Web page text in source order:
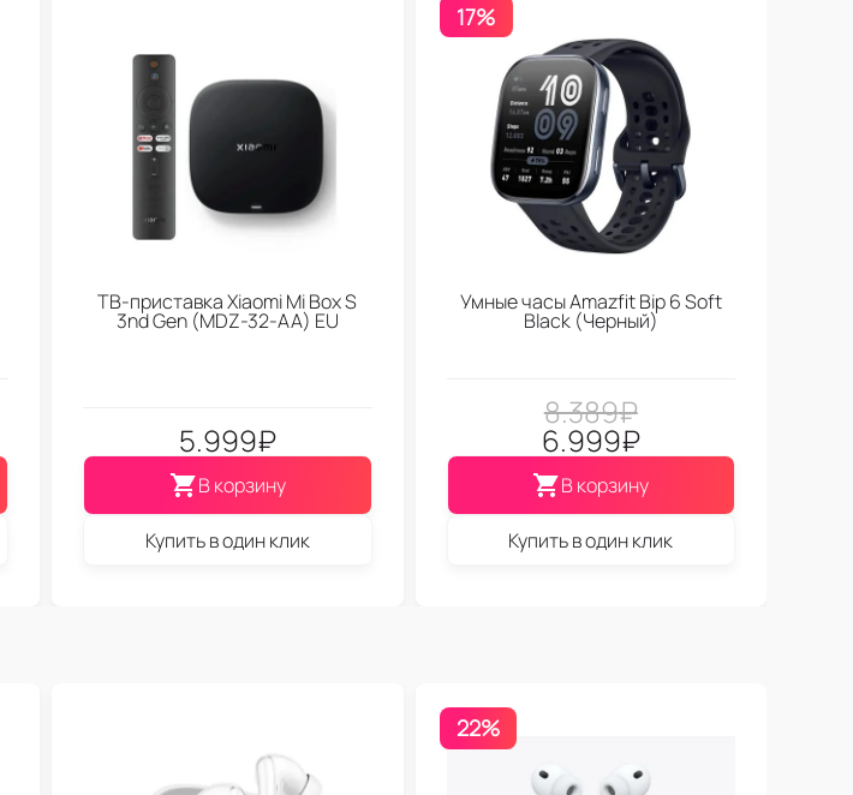
ТВ-приставка Xiaomi Mi Box S
3nd Gen (МDZ-32-АА) EU
5.999₽
В корзину
Купить в один клик
17%
Умные часы Amazfit Bip 6 Soft
Black (Черный)
8.389₽
6.999₽
В корзину
Купить в один клик
22%